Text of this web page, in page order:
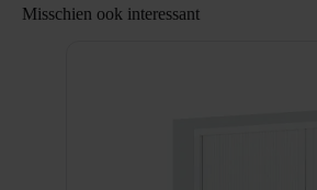
Misschien ook interessant